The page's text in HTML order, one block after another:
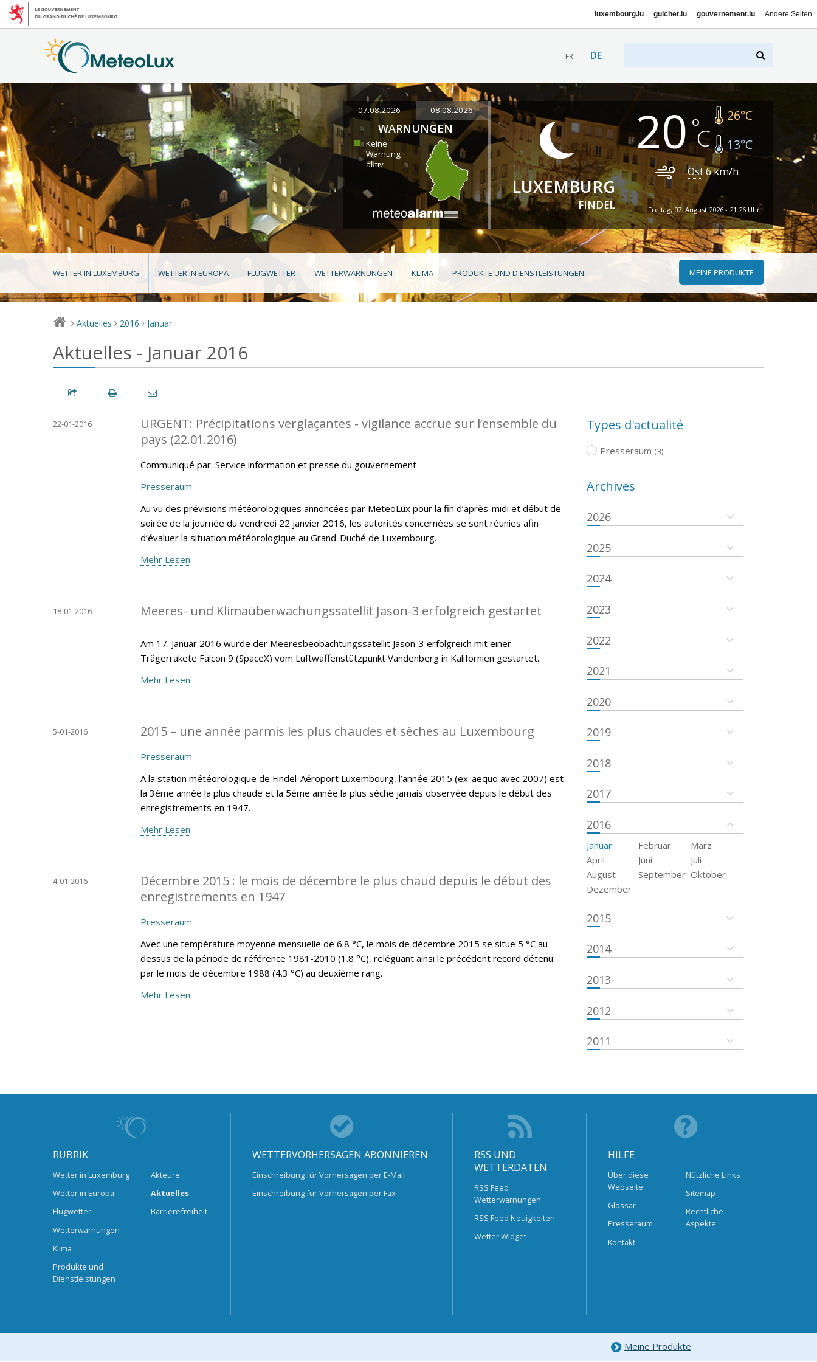
luxembourg.lu guichet.lu gouvernement.lu Andere Seiten
FR DE
07.08.2026 08.08.2026
WARNUNGEN
Keine
Warnung
aktiv
LUXEMBURG
FINDEL
20 26°C
13°C
Ost6km/h
Freitag, 07. August 2026 - 21:26 Uhr
WETTER IN LUXEMBURG WETTER IN EUROPA FLUGWETTER WETTERWARNUNGEN KLIMA PRODUKTE UND DIENSTLEISTUNGEN MEINE PRODUKTE
> Aktuelles > 2016 > Januar
Aktuelles - Januar 2016
URGENT: Précipitations verglaçantes - vigilance accrue sur l’ensemble du
pays (22.01.2016)
Communiqué par: Service information et presse du gouvernement
22-01-2016
Presseraum
Au vu des prévisions météorologiques annoncées par MeteoLux pour la fin d’après-midi et début de
soirée de la journée du vendredi 22 janvier 2016, les autorités concernées se sont réunies afin
d’évaluer la situation météorologique au Grand-Duché de Luxembourg.
Mehr Lesen
Meeres- und Klimaüberwachungssatellit Jason-3 erfolgreich gestartet
18-01-2016
Am 17. Januar 2016 wurde der Meeresbeobachtungssatellit Jason-3 erfolgreich mit einer
Trägerrakete Falcon 9 (SpaceX) vom Luftwaffenstützpunkt Vandenberg in Kalifornien gestartet.
Mehr Lesen
2015 – une année parmis les plus chaudes et sèches au Luxembourg
5-01-2016
Presseraum
A la station météorologique de Findel-Aéroport Luxembourg, l’année 2015 (ex-aequo avec 2007) est
la 3ème année la plus chaude et la 5ème année la plus sèche jamais observée depuis le début des
enregistrements en 1947.
Mehr Lesen
Décembre 2015 : le mois de décembre le plus chaud depuis le début des
enregistrements en 1947
4-01-2016
Presseraum
Avec une température moyenne mensuelle de 6.8 °C, le mois de décembre 2015 se situe 5 °C au-
dessus de la période de référence 1981-2010 (1.8 °C), reléguant ainsi le précédent record détenu
par le mois de décembre 1988 (4.3 °C) au deuxième rang.
Mehr Lesen
Types d'actualité
Presseraum (3)
Archives
2026
2025
2024
2023
2022
2021
2020
2019
2018
2017
2016
Januar Februar
März
April
Juni
Juli
August
September Oktober
Dezember
2015
2014
2013
2012
2011
RUBRIK
Wetter in Luxemburg
Wetter in Europa
Flugwetter
Wetterwarnungen
Klima
Produkte und
Dienstleistungen
Akteure
Aktuelles
Barrierefreiheit
WETTERVORHERSAGEN ABONNIEREN
Einschreibung für Vorhersagen per E-Mail
Einschreibung für Vorhersagen per Fax
RSS UND
WETTERDATEN
RSS Feed
Wetterwarnungen
RSS Feed Neuigkeiten
Wetter Widget
HILFE
Über diese
Webseite
Glossar
Presseraum
Kontakt
Nützliche Links
Sitemap
Rechtliche
Aspekte
Meine Produkte